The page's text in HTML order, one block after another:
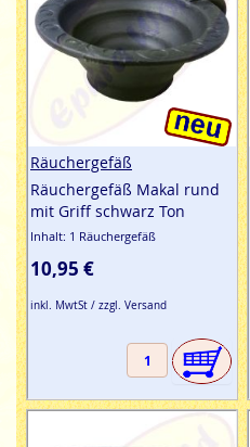
Räuchergefäß
Räuchergefäß Makal rund
mit Griff schwarz Ton
Inhalt: 1 Räuchergefäß
10,95 €
inkl. MwtSt / zzgl. Versand